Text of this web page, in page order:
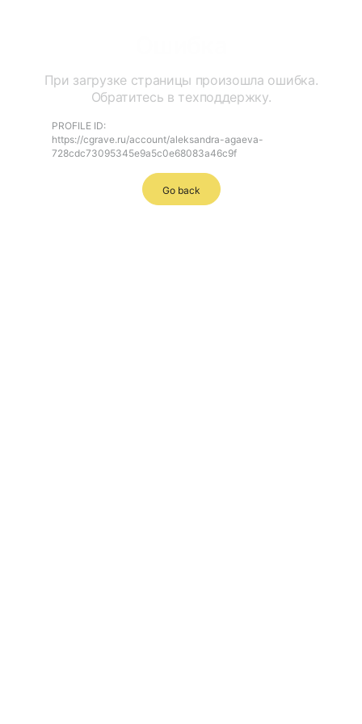
При загрузке страницы произошла ошибка.
Обратитесь в техподдержку.
PROFILE ID:
https://cgrave.ru/account/aleksandra-agaeva-
728cdc73095345e9a5c0e68083a46c9f
Go back